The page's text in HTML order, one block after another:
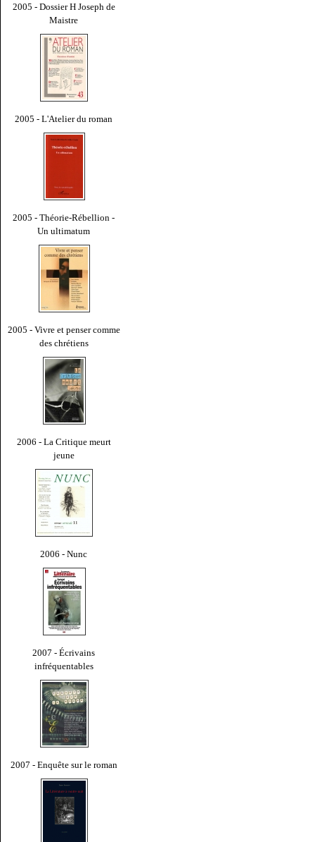
2005 - Dossier H Joseph de
Maistre
2005 - L'Atelier du roman
2005 - Théorie-Rébellion -
Un ultimatum
2005 - Vivre et penser comme
des chrétiens
2006 - La Critique meurt
jeune
2006 - Nunc
2007 - Écrivains
infréquentables
2007 - Enquête sur le roman